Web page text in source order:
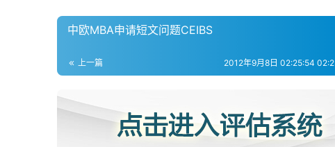
中欧MBA申请短文问题CEIBS
上一篇 2012年9月8日 02:25:54